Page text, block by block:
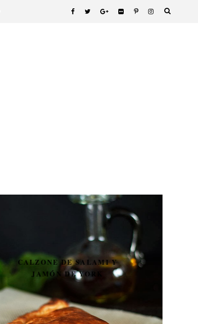
CALZONE DE SALAMI Y
JAMÓN DE YORK